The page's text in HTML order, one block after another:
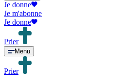
Je donne
Je m'abonne
Je donne
Prier
Menu
Prier